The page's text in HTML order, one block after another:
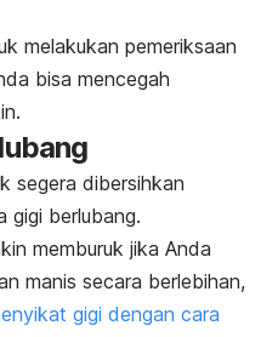
melakukan pemeriksaan
bisa mencegah
segera dibersihkan
gigi berlubang.
memburuk jika Anda
manis secara berlebihan,
enyikat gigi dengan cara